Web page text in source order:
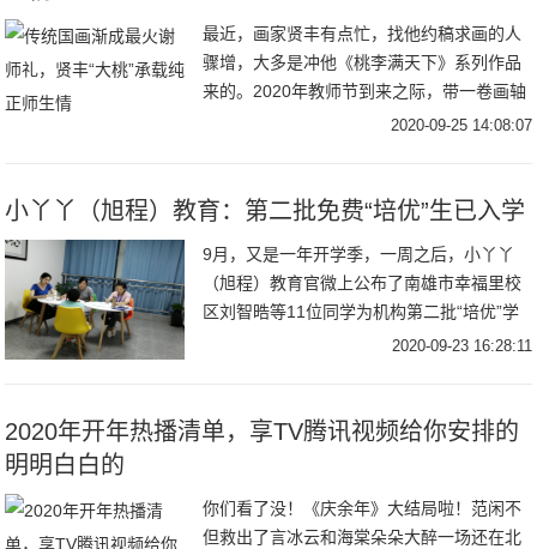
最近，画家贤丰有点忙，找他约稿求画的人
骤增，大多是冲他《桃李满天下》系列作品
来的。2020年教师节到来之际，带一卷画轴
拜访恩师，将典雅脱俗、寓意纯正的传统国
2020-09-25 14:08:07
小丫丫（旭程）教育：第二批免费“培优”生已入学
9月，又是一年开学季，一周之后，小丫丫
（旭程）教育官微上公布了南雄市幸福里校
区刘智晧等11位同学为机构第二批“培优”学
生，将免费享受一年的课程全面提升以及对
2020-09-23 16:28:11
2020年开年热播清单，享TV腾讯视频给你安排的
明明白白的
你们看了没！《庆余年》大结局啦！范闲不
但救出了言冰云和海棠朵朵大醉一场还在北